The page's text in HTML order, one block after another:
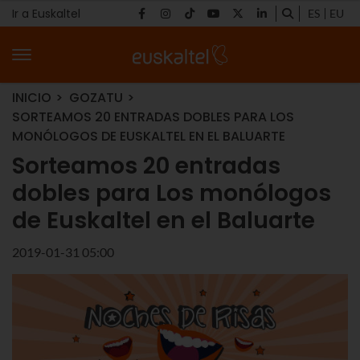
Ir a Euskaltel ES EU
INICIO
GOZATU
SORTEAMOS 20 ENTRADAS DOBLES PARA LOS
MONÓLOGOS DE EUSKALTEL EN EL BALUARTE
Sorteamos 20 entradas
dobles para Los monólogos
de Euskaltel en el Baluarte
2019-01-31 05:00